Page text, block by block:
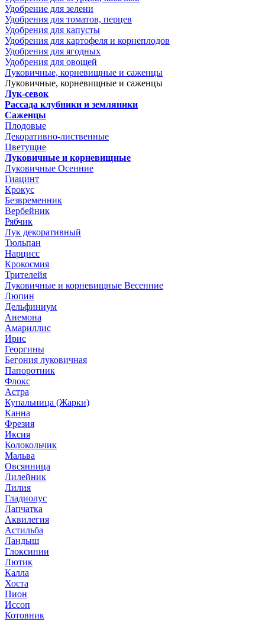
Удобрение для зелени
Удобрения для томатов, перцев
Удобрения для капусты
Удобрения для картофеля и корнеплодов
Удобрения для ягодных
Удобрения для овощей
Луковичные, корневищные и саженцы
Луковичные, корневищные и саженцы
Лук-севок
Рассада клубники и земляники
Саженцы
Плодовые
Декоративно-лиственные
Цветущие
Луковичные и корневищные
Луковичные Осенние
Гиацинт
Крокус
Безвременник
Вербейник
Рябчик
Лук декоративный
Тюльпан
Нарцисс
Крокосмия
Трителейя
Луковичные и корневищные Весенние
Люпин
Дельфиниум
Анемона
Амариллис
Ирис
Георгины
Бегония луковичная
Папоротник
Флокс
Астра
Купальница (Жарки)
Канна
Фрезия
Иксия
Колокольчик
Мальва
Овсянница
Лилейник
Лилия
Гладиолус
Лапчатка
Аквилегия
Астильба
Ландыш
Глоксинии
Лютик
Калла
Хоста
Пион
Иссоп
Котовник